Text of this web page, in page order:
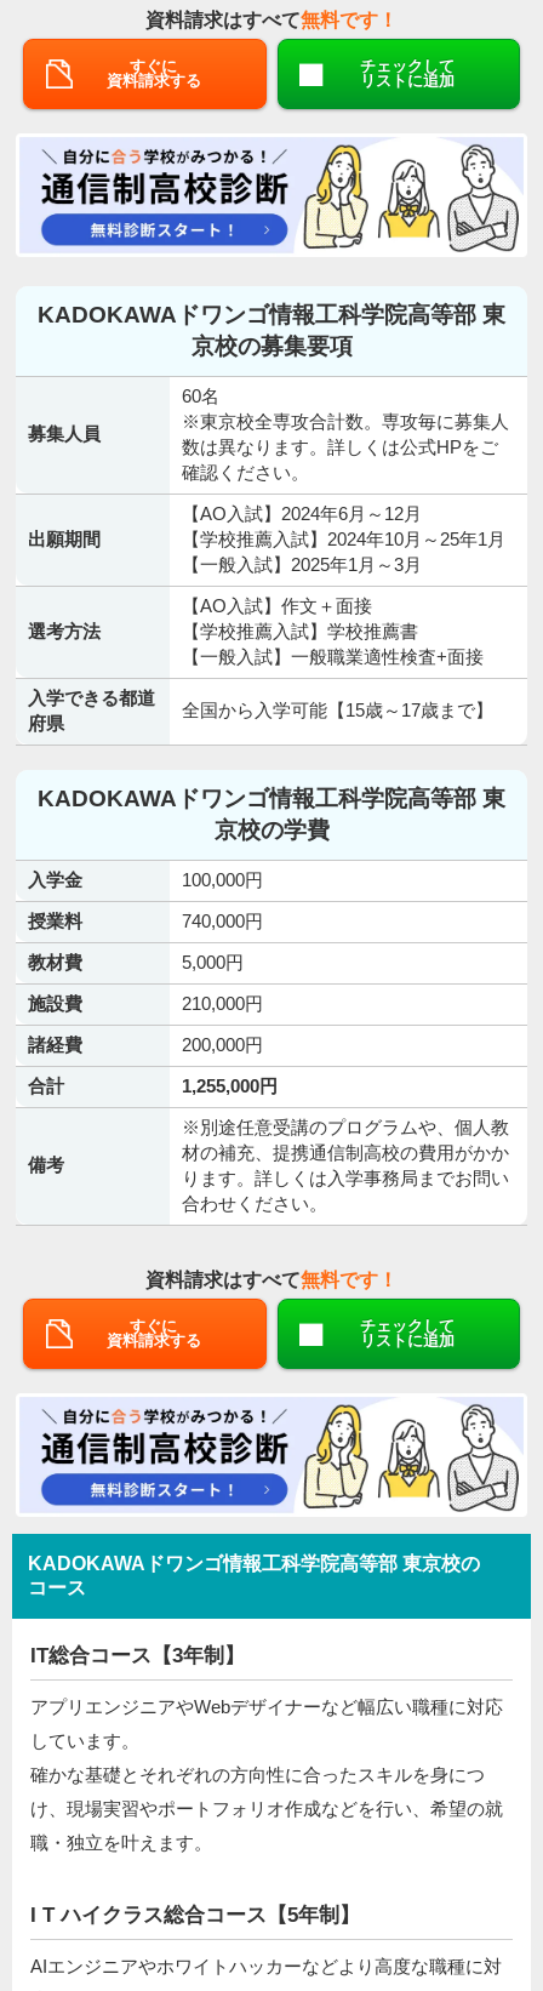
資料請求はすべて無料です！
すぐに
資料請求する
チェックして
リストに追加
KADOKAWAドワンゴ情報工科学院高等部 東
京校の募集要項
募集人員
60名
※東京校全専攻合計数。専攻毎に募集人
数は異なります。詳しくは公式HPをご
確認ください。
出願期間
【AO入試】2024年6月～12月
【学校推薦入試】2024年10月～25年1月
【一般入試】2025年1月～3月
選考方法
【AO入試】作文＋面接
【学校推薦入試】学校推薦書
【一般入試】一般職業適性検査+面接
入学できる都道
府県
全国から入学可能【15歳～17歳まで】
KADOKAWAドワンゴ情報工科学院高等部 東
京校の学費
入学金
100,000円
授業料
740,000円
教材費
5,000円
施設費
210,000円
諸経費
200,000円
合計
1,255,000円
備考
※別途任意受講のプログラムや、個人教
材の補充、提携通信制高校の費用がかか
ります。詳しくは入学事務局までお問い
合わせください。
資料請求はすべて無料です！
すぐに
資料請求する
チェックして
リストに追加
KADOKAWAドワンゴ情報工科学院高等部 東京校の
コース
IT総合コース【3年制】
アプリエンジニアやWebデザイナーなど幅広い職種に対応
しています。
確かな基礎とそれぞれの方向性に合ったスキルを身につ
け、現場実習やポートフォリオ作成などを行い、希望の就
職・独立を叶えます。
I T ハイクラス総合コース【5年制】
AIエンジニアやホワイトハッカーなどより高度な職種に対